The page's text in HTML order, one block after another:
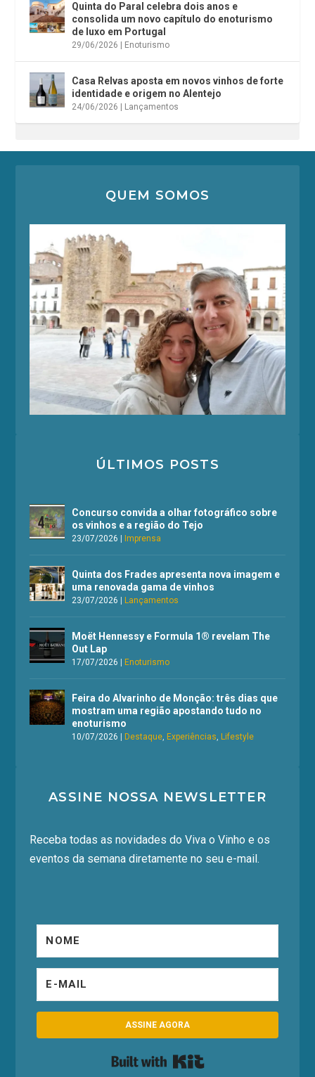
Quinta do Paral celebra dois anos e
consolida um novo capítulo do enoturismo
de luxo em Portugal
29/06/2026 Enoturismo
Casa Relvas aposta em novos vinhos de forte
identidade e origem no Alentejo
24/06/2026 Lançamentos
QUEM SOMOS
ÚLTIMOS POSTS
Concurso convida a olhar fotográfico sobre
os vinhos e a região do Tejo
23/07/2026 |Imprensa
Quinta dos Frades apresenta nova imagem e
uma renovada gama de vinhos
23/07/2026 |Lançamentos
Moët Hennessy e Formula 1® revelam The
Out Lap
17/07/2026 |Enoturismo
Feira do Alvarinho de Monção: três dias que
mostram uma região apostando tudo no
enoturismo
10/07/2026 |Destaque,Experiências,Lifestyle
ASSINE NOSSA NEWSLETTER
Receba todas as novidades do Viva o Vinho e os
eventos da semana diretamente no seu e-mail.
ASSINE AGORA